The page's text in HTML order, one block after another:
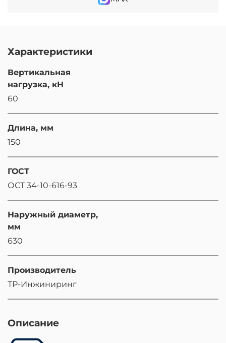
Характеристики
Вертикальная
нагрузка, кН
60
Длина, мм
150
ГОСТ
ОСТ 34-10-616-93
Наружный диаметр,
мм
630
Производитель
ТР-Инжиниринг
Описание